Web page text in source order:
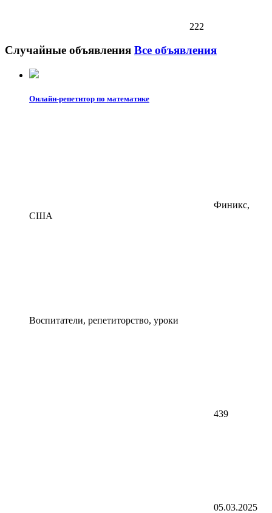
222
Случайные объявления Все объявления
Онлайн-репетитор по математике
Финикс,
США
Воспитатели, репетиторство, уроки
439
05.03.2025